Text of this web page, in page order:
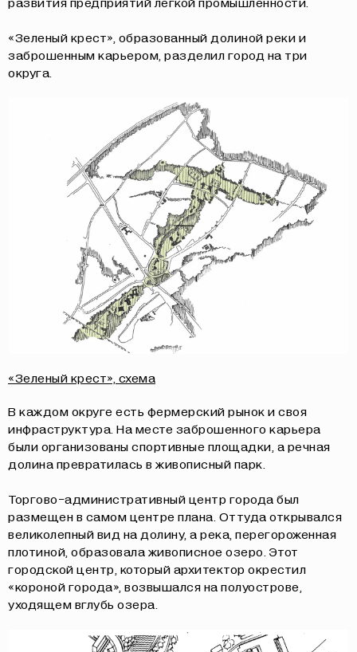
развития предприятий легкой промышленности.
«Зеленый крест», образованный долиной реки и
заброшенным карьером, разделил город на три
округа.
«Зеленый крест», схема
В каждом округе есть фермерский рынок и своя
инфраструктура. На месте заброшенного карьера
были организованы спортивные площадки, а речная
долина превратилась в живописный парк.
Торгово-административный центр города был
размещен в самом центре плана. Оттуда открывался
великолепный вид на долину, а река, перегороженная
плотиной, образовала живописное озеро. Этот
городской центр, который архитектор окрестил
«короной города», возвышался на полуострове,
уходящем вглубь озера.